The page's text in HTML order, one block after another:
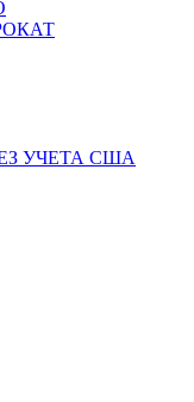
УЧЕТА США